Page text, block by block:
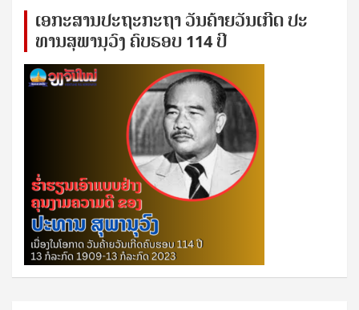
ເອ​ກະ​ສານ​ປະ​ຖະ​ກະ​ຖ​າ ວັນ​ຄ້າຍ​ວັນ​ເກີດ ປ​ະ​
ທານ​ສຸ​ພາ​ນຸ​ວົງ ຄົບ​ຮອບ 114 ປີ